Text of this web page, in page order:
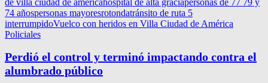
de villa ciudad de américahospital de alta graciapersonas de 77 79 y
74 añospersonas mayoresrotondatránsito de ruta 5
interrumpidoVuelco con heridos en Villa Ciudad de América
Policiales
Perdió el control y terminó impactando contra el
alumbrado público